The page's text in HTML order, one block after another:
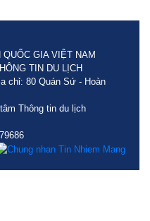
GIA VIỆT NAM
TIN DU LỊCH
chỉ: 80 Quán Sứ - Hoàn
Thông tin du lịch